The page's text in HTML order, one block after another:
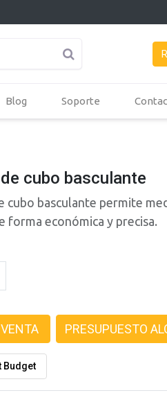
Blog Soporte
cubo basculante
cubo basculante permite
forma económica y precisa.
PRESUPUESTO
Budget